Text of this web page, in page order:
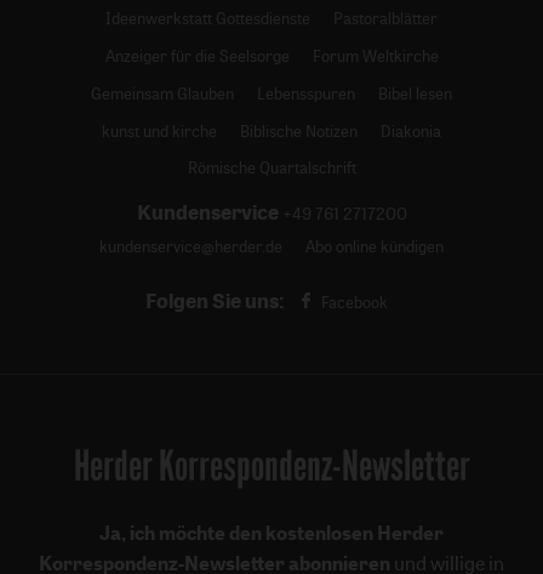
Ideenwerkstatt Gottesdienste
Pastoralblätter
Anzeiger für die Seelsorge
Forum Weltkirche
Gemeinsam Glauben
Lebensspuren
Bibel lesen
kunst und kirche
Biblische Notizen
Diakonia
Römische Quartalschrift
Kundenservice +49 761 2717200
kundenservice@herder.de
Abo online kündigen
Folgen Sie uns: Facebook
Herder Korrespondenz-Newsletter
Ja, ich möchte den kostenlosen Herder
Korrespondenz-Newsletter abonnieren und willige in